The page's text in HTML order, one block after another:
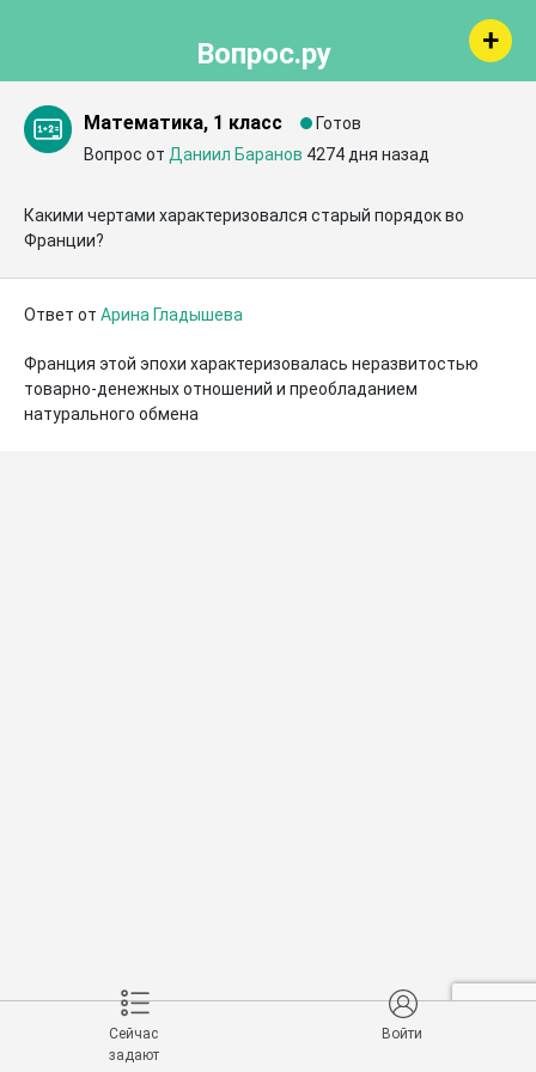
Вопрос.ру
Математика, 1 класс
Готов
Вопрос от Даниил Баранов 4274 дня назад
Какими чертами характеризовался старый порядок во
Франции?
Ответ от Арина Гладышева
Франция этой эпохи характеризовалась неразвитостью
товарно-денежных отношений и преобладанием
натурального обмена
Сейчас
задают
Войти